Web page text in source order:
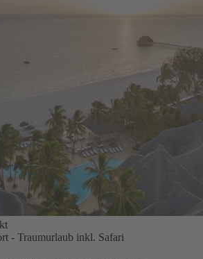
- Traumurlaub inkl. Safari